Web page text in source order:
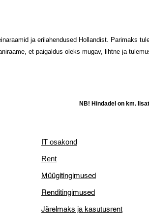
ja erilahendused Hollandist. Parimaks
et paigaldus oleks mugav, lihtne ja
NB! Hindadel on km.
IT osakond
Rent
Müügitingimused
Renditingimused
Järelmaks ja kasutusrent